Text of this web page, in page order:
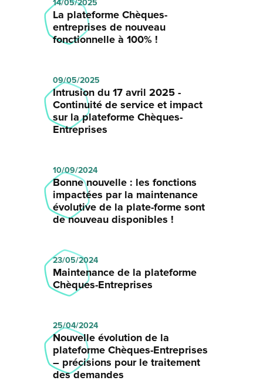
14/05/2025
La plateforme Chèques-
entreprises de nouveau
fonctionnelle à 100% !
09/05/2025
Intrusion du 17 avril 2025 -
Continuité de service et impact
sur la plateforme Chèques-
Entreprises
10/09/2024
Bonne nouvelle : les fonctions
impactées par la maintenance
évolutive de la plate-forme sont
de nouveau disponibles !
23/05/2024
Maintenance de la plateforme
Chèques-Entreprises
25/04/2024
Nouvelle évolution de la
plateforme Chèques-Entreprises
– précisions pour le traitement
des demandes